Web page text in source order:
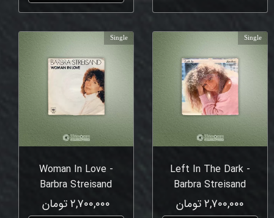
Left In The Dark -
Barbra Streisand
۲,۷۰۰,۰۰۰ تومان
Single
Woman In Love -
Barbra Streisand
۲,۷۰۰,۰۰۰ تومان
Single